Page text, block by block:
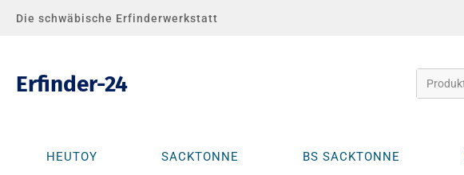
Die schwäbische Erfinderwerkstatt
Erfinder-24
HEUTOY SACKTONNE BS SACKTONNE